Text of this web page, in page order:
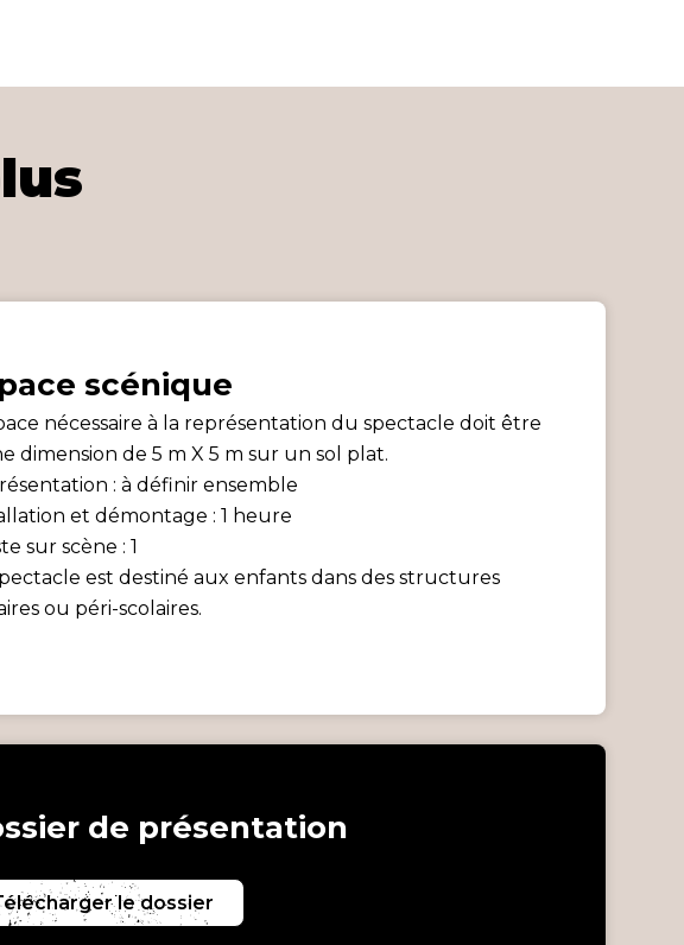
scénique
nécessaire à la représentation du spectacle doit être
dimension de 5 m X 5 m sur un sol plat.
: à définir ensemble
et démontage : 1 heure
sur scène : 1
est destiné aux enfants dans des structures
ou péri-scolaires.
de présentation
le dossier